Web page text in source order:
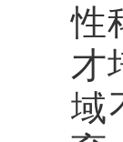
性
才
域